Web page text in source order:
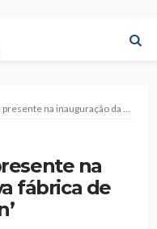
da nova fábrica de conservas ‘Conseran’
na
fábrica de